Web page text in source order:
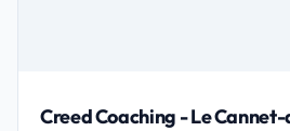
Creed Coaching - Le